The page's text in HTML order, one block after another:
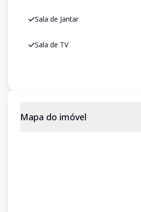
Sala de Jantar
Sala de TV
Mapa do imóvel